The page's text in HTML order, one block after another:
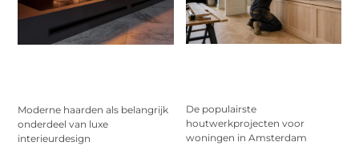
Moderne haarden als belangrijk
onderdeel van luxe
interieurdesign
De populairste
houtwerkprojecten voor
woningen in Amsterdam